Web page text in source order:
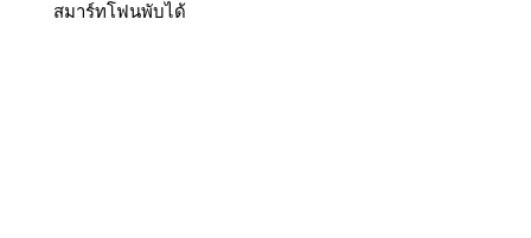
สมาร์ทโฟนพับได้